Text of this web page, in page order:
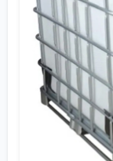
поставщика,
просто
техусловиям
документов
безопасности
возрастает.
долгосрочное
наши